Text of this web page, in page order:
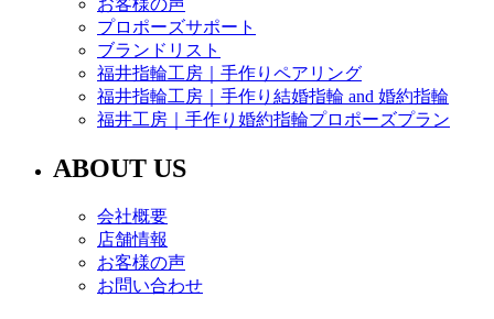
お客様の声
プロポーズサポート
ブランドリスト
福井指輪工房｜手作りペアリング
福井指輪工房｜手作り結婚指輪 and 婚約指輪
福井工房｜手作り婚約指輪プロポーズプラン
ABOUT US
会社概要
店舗情報
お客様の声
お問い合わせ